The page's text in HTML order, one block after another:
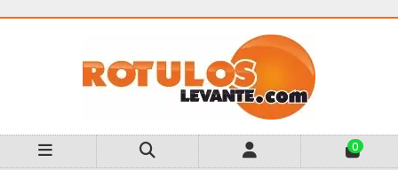
0